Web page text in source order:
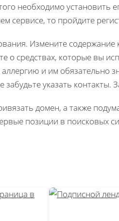
необходимо установить
сервисе, то пройдите
Измените содержание
о средствах, которые вы
и им обязательно
указать контакты.
домен, а также
позиции в поисковых